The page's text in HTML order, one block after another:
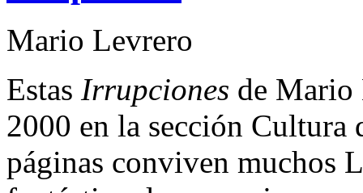
Mario Levrero
Estas Irrupciones de Mario
2000 en la sección Cultura
páginas conviven muchos